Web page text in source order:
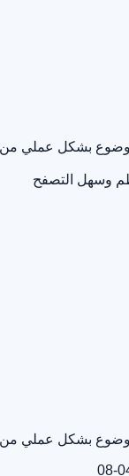
الموضوع بشكل عملي
وسهل التصفح
الموضوع بشكل عملي